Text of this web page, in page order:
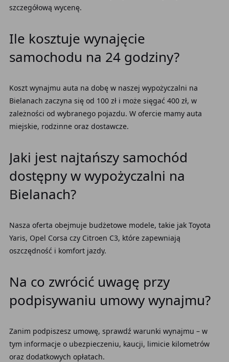
szczegółową wycenę.
Ile kosztuje wynajęcie
samochodu na 24 godziny?
Koszt wynajmu auta na dobę w naszej wypożyczalni na
Bielanach zaczyna się od 100 zł i może sięgać 400 zł, w
zależności od wybranego pojazdu. W ofercie mamy auta
miejskie, rodzinne oraz dostawcze.
Jaki jest najtańszy samochód
dostępny w wypożyczalni na
Bielanach?
Nasza oferta obejmuje budżetowe modele, takie jak Toyota
Yaris, Opel Corsa czy Citroen C3, które zapewniają
oszczędność i komfort jazdy.
Na co zwrócić uwagę przy
podpisywaniu umowy wynajmu?
Zanim podpiszesz umowę, sprawdź warunki wynajmu – w
tym informacje o ubezpieczeniu, kaucji, limicie kilometrów
oraz dodatkowych opłatach.